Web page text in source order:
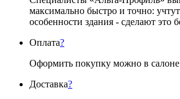
максимально быстро и точно:
особенности здания - сделают это
Оплата?
Оформить покупку можно в салоне
Доставка?